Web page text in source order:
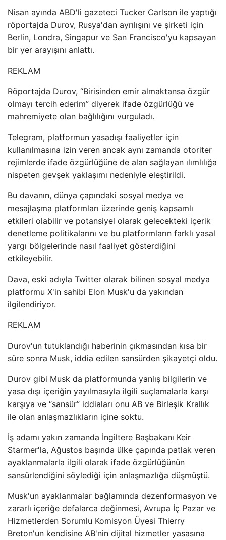
Nisan ayında ABD'li gazeteci Tucker Carlson ile yaptığı
röportajda Durov, Rusya'dan ayrılışını ve şirketi için
Berlin, Londra, Singapur ve San Francisco'yu kapsayan
bir yer arayışını anlattı.
REKLAM
Röportajda Durov, “Birisinden emir almaktansa özgür
olmayı tercih ederim” diyerek ifade özgürlüğü ve
mahremiyete olan bağlılığını vurguladı.
Telegram, platformun yasadışı faaliyetler için
kullanılmasına izin veren ancak aynı zamanda otoriter
rejimlerde ifade özgürlüğüne de alan sağlayan ılımlılığa
nispeten gevşek yaklaşımı nedeniyle eleştirildi.
Bu davanın, dünya çapındaki sosyal medya ve
mesajlaşma platformları üzerinde geniş kapsamlı
etkileri olabilir ve potansiyel olarak gelecekteki içerik
denetleme politikalarını ve bu platformların farklı yasal
yargı bölgelerinde nasıl faaliyet gösterdiğini
etkileyebilir.
Dava, eski adıyla Twitter olarak bilinen sosyal medya
platformu X'in sahibi Elon Musk'u da yakından
ilgilendiriyor.
REKLAM
Durov'un tutuklandığı haberinin çıkmasından kısa bir
süre sonra Musk, iddia edilen sansürden şikayetçi oldu.
Durov gibi Musk da platformunda yanlış bilgilerin ve
yasa dışı içeriğin yayılmasıyla ilgili suçlamalarla karşı
karşıya ve “sansür” iddiaları onu AB ve Birleşik Krallık
ile olan anlaşmazlıkların içine soktu.
İş adamı yakın zamanda İngiltere Başbakanı Keir
Starmer'la, Ağustos başında ülke çapında patlak veren
ayaklanmalarla ilgili olarak ifade özgürlüğünün
sansürlendiğini söylediği için anlaşmazlığa düşmüştü.
Musk'un ayaklanmalar bağlamında dezenformasyon ve
zararlı içeriğe defalarca değinmesi, Avrupa İç Pazar ve
Hizmetlerden Sorumlu Komisyon Üyesi Thierry
Breton'un kendisine AB'nin dijital hizmetler yasasına